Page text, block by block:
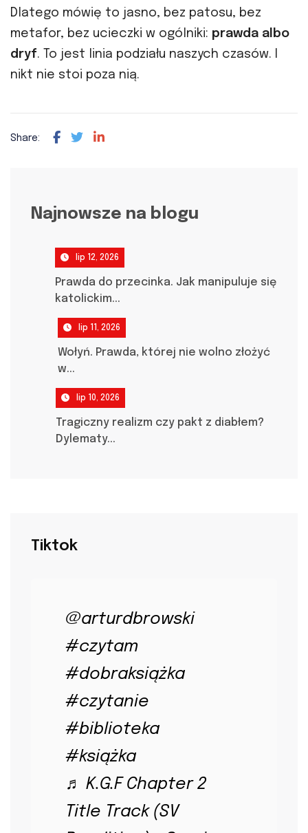
Dlatego mówię to jasno, bez patosu, bez
metafor, bez ucieczki w ogólniki: prawda albo
dryf. To jest linia podziału naszych czasów. I
nikt nie stoi poza nią.
Share:
Najnowsze na blogu
lip 12, 2026
Prawda do przecinka. Jak manipuluje się
katolickim...
lip 11, 2026
Wołyń. Prawda, której nie wolno złożyć
w...
lip 10, 2026
Tragiczny realizm czy pakt z diabłem?
Dylematy...
Tiktok
@arturdbrowski
#czytam
#dobraksiążka
#czytanie
#biblioteka
#książka
♬ K.G.F Chapter 2
Title Track (SV